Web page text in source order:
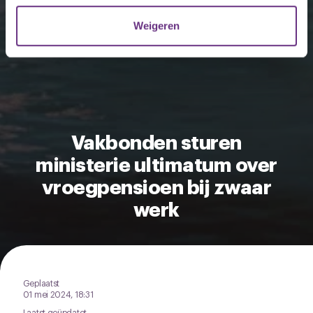
verzameld op basis van uw gebruik van hun services.
U kunt uw toestemming op elk moment wijzigen of
Weigeren
Vakbonden sturen
ministerie ultimatum over
vroegpensioen bij zwaar
werk
Geplaatst
01 mei 2024, 18:31